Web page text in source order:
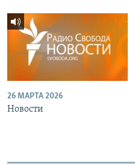
26 МАРТА 2026
Новости